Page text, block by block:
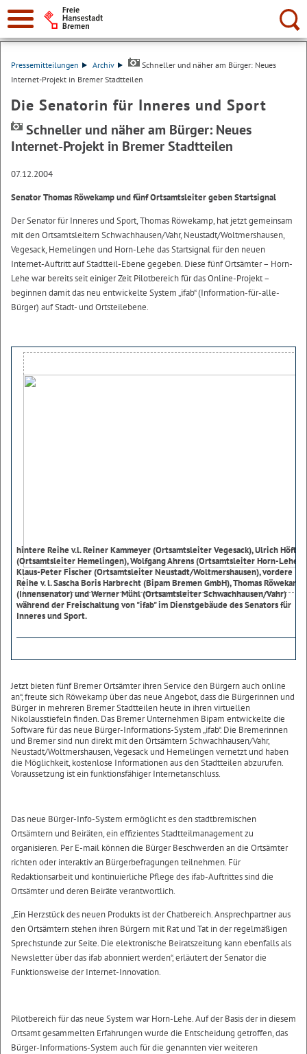
Suche:
Pressemitteilungen Archiv
Schneller und näher am Bürger: Neues
Internet-Projekt in Bremer Stadtteilen
Die Senatorin für Inneres und Sport
Schneller und näher am Bürger: Neues
Internet-Projekt in Bremer Stadtteilen
07.12.2004
Senator Thomas Röwekamp und fünf Ortsamtsleiter geben Startsignal
Der Senator für Inneres und Sport, Thomas Röwekamp, hat jetzt gemeinsam
mit den Ortsamtsleitern Schwachhausen/Vahr, Neustadt/Woltmershausen,
Vegesack, Hemelingen und Horn-Lehe das Startsignal für den neuen
Internet-Auftritt auf Stadtteil-Ebene gegeben. Diese fünf Ortsämter – Horn-
Lehe war bereits seit einiger Zeit Pilotbereich für das Online-Projekt –
beginnen damit das neu entwickelte System „ifab“ (Information-für-alle-
Bürger) auf Stadt- und Ortsteilebene.
hintere Reihe v.l. Reiner Kammeyer (Ortsamtsleiter Vegesack), Ulrich Höft
(Ortsamtsleiter Hemelingen), Wolfgang Ahrens (Ortsamtsleiter Horn-Lehe),
Klaus-Peter Fischer (Ortsamtsleiter Neustadt/Woltmershausen), vordere
Reihe v. l. Sascha Boris Harbrecht (Bipam Bremen GmbH), Thomas Röwekamp
(Innensenator) und Werner Mühl (Ortsamtsleiter Schwachhausen/Vahr)
während der Freischaltung von "ifab" im Dienstgebäude des Senators für
Inneres und Sport.
Jetzt bieten fünf Bremer Ortsämter ihren Service den Bürgern auch online
an“, freute sich Röwekamp über das neue Angebot, dass die Bürgerinnen und
Bürger in mehreren Bremer Stadtteilen heute in ihren virtuellen
Nikolausstiefeln finden. Das Bremer Unternehmen Bipam entwickelte die
Software für das neue Bürger-Informations-System „ifab“. Die Bremerinnen
und Bremer sind nun direkt mit den Ortsämtern Schwachhausen/Vahr,
Neustadt/Woltmershausen, Vegesack und Hemelingen vernetzt und haben
die Möglichkeit, kostenlose Informationen aus den Stadtteilen abzurufen.
Voraussetzung ist ein funktionsfähiger Internetanschluss.
Das neue Bürger-Info-System ermöglicht es den stadtbremischen
Ortsämtern und Beiräten, ein effizientes Stadtteilmanagement zu
organisieren. Per E-mail können die Bürger Beschwerden an die Ortsämter
richten oder interaktiv an Bürgerbefragungen teilnehmen. Für
Redaktionsarbeit und kontinuierliche Pflege des ifab-Auftrittes sind die
Ortsämter und deren Beiräte verantwortlich.
„Ein Herzstück des neuen Produkts ist der Chatbereich. Ansprechpartner aus
den Ortsämtern stehen ihren Bürgern mit Rat und Tat in der regelmäßigen
Sprechstunde zur Seite. Die elektronische Beiratszeitung kann ebenfalls als
Newsletter über das ifab abonniert werden“, erläutert der Senator die
Funktionsweise der Internet-Innovation.
Pilotbereich für das neue System war Horn-Lehe. Auf der Basis der in diesem
Ortsamt gesammelten Erfahrungen wurde die Entscheidung getroffen, das
Bürger-Informations-System auch für die genannten vier weiteren